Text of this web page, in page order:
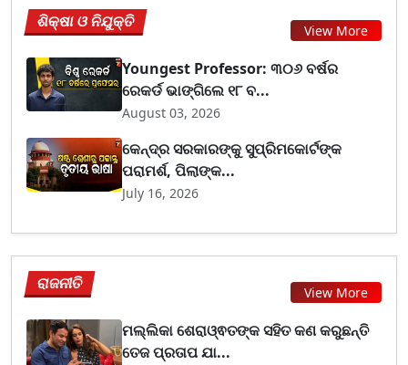
ଶିକ୍ଷା ଓ ନିଯୁକ୍ତି View More
Youngest Professor: ୩୦୬ ବର୍ଷର
ରେକର୍ଡ ଭାଙ୍ଗିଲେ ୧୮ ବ...
August 03, 2026
କେନ୍ଦ୍ର ସରକାରଙ୍କୁ ସୁପ୍ରିମକୋର୍ଟଙ୍କ
ପରାମର୍ଶ, ପିଲାଙ୍କ...
July 16, 2026
ରାଜନୀତି View More
ମଲ୍ଲିକା ଶେରାଓ୍ଵତଙ୍କ ସହିତ କଣ କରୁଛନ୍ତି
ତେଜ ପ୍ରତାପ ଯା...